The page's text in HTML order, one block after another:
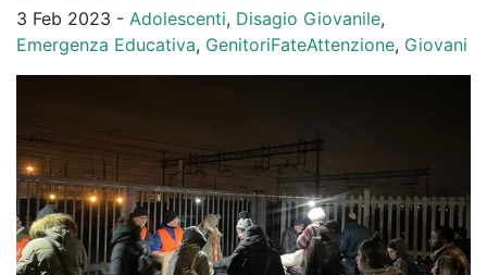
3 Feb 2023 - Adolescenti, Disagio Giovanile,
Emergenza Educativa, GenitoriFateAttenzione, Giovani